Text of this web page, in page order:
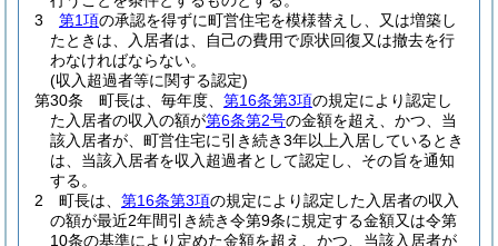
3
第1項の承認を得ずに町営住宅を模様替えし、又は増築し
たときは、入居者は、自己の費用で原状回復又は撤去を行
わなければならない。
(収入超過者等に関する認定)
第30条
町長は、毎年度、 第16条第3項の規定により認定し
た入居者の収入の額が第6条第2号の金額を超え、かつ、当
該入居者が、町営住宅に引き続き3年以上入居しているとき
は、当該入居者を収入超過者として認定し、その旨を通知
する。
2
町長は、 第16条第3項の規定により認定した入居者の収入
の額が最近2年間引き続き令第9条に規定する金額又は令第
10条の基準により定めた金額を超え、かつ、当該入居者が